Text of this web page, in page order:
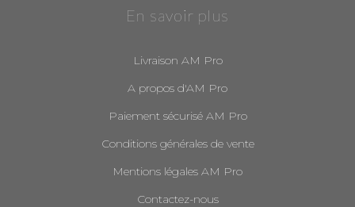
En savoir plus
Livraison AM Pro
A propos d'AM Pro
Paiement sécurisé AM Pro
Conditions générales de vente
Mentions légales AM Pro
Contactez-nous